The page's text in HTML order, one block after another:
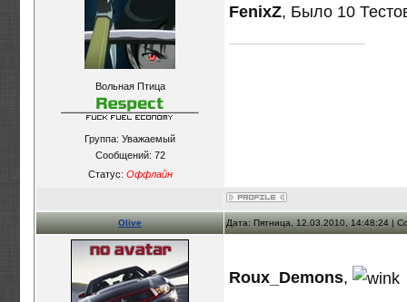
Вольная Птица
Группа: Уважаемый
Сообщений: 72
Статус: Оффлайн
FenixZ, Было 10
Olive Дата: Пятница, 12.03.2010, 14:48:24 |
Roux_Demons,